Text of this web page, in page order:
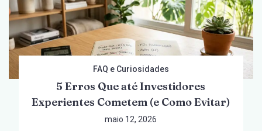
FAQ e Curiosidades
5 Erros Que até Investidores
Experientes Cometem (e Como Evitar)
maio 12, 2026